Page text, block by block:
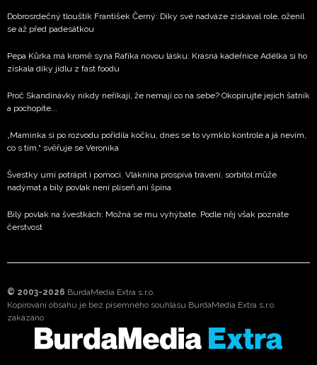
Dobrosrdečný tlouštík František Černý: Díky své nadváze získával role, oženil
se až před padesátkou
Pepa Kůrka má kromě syna Rafíka novou lásku: Krásná kadeřnice Adélka si ho
získala díky jídlu z fast foodu
Proč Skandinávky nikdy neříkají, že nemají co na sebe? Okopírujte jejich šatník
a pochopíte...
„Maminka si po rozvodu pořídila kočku, dnes se to vymklo kontrole a já nevím,
co s tím,“ svěřuje se Veronika
Švestky umí potrápit i pomoci. Vláknina prospívá trávení, sorbitol může
nadýmat a bílý povlak není plíseň ani špína
Bílý povlak na švestkách: Možná se mu vyhýbáte. Podle něj však poznáte
čerstvost
© 2003-2026 BurdaMedia Extra s.r.o.
Kopírování obsahu je bez písemného souhlasu BurdaMedia Extra s.r.o.
zakázáno